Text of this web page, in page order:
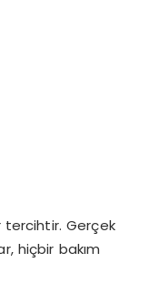
Gerçek
hiçbir bakım